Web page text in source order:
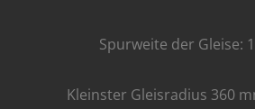
Spurweite der Gleise:
Kleinster Gleisradius 360